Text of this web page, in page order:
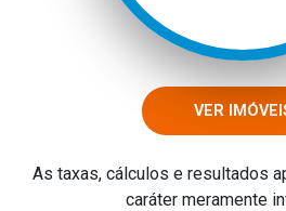
VER
As taxas, cálculos e resultados
caráter meramente